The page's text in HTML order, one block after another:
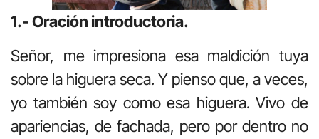
1.- Oración introductoria.
Señor, me impresiona esa maldición tuya
sobre la higuera seca. Y pienso que, a veces,
yo también soy como esa higuera. Vivo de
apariencias, de fachada, pero por dentro no